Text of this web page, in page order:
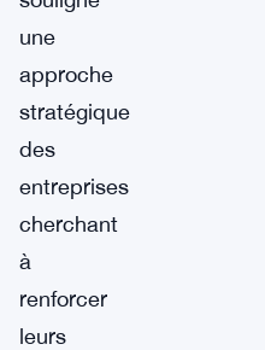
une
approche
stratégique
des
entreprises
cherchant
à
renforcer
leurs